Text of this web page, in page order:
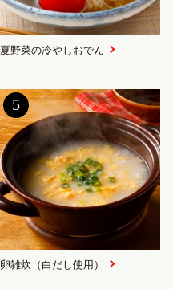
夏野菜の冷やしおでん
5
卵雑炊（白だし使用）